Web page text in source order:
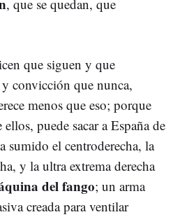
, que se quedan, que
que siguen y que
convicción que nunca,
menos que eso; porque
puede sacar a España de
sumido el centroderecha, la
y la ultra extrema derecha
del fango; un arma
creada para ventilar